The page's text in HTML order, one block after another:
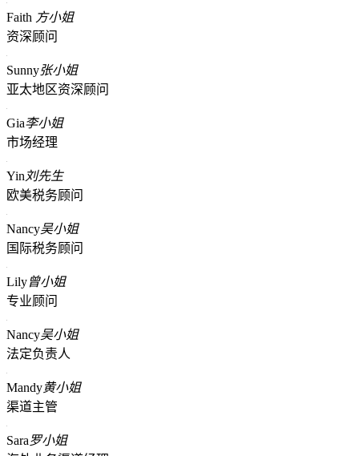
Faith 方小姐
资深顾问
Sunny张小姐
亚太地区资深顾问
Gia李小姐
市场经理
Yin 刘先生
欧美税务顾问
Nancy吴小姐
国际税务顾问
Lily曾小姐
专业顾问
Nancy吴小姐
法定负责人
Mandy黄小姐
渠道主管
Sara罗小姐